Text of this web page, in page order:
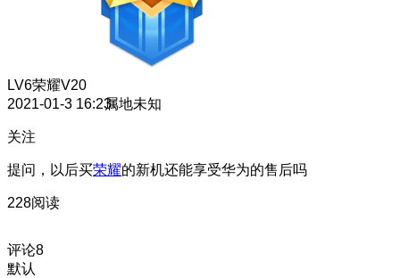
LV6荣耀V20
2021-01-3 16:23属地未知
关注
提问，以后买荣耀的新机还能享受华为的售后吗
228阅读
评论8
默认